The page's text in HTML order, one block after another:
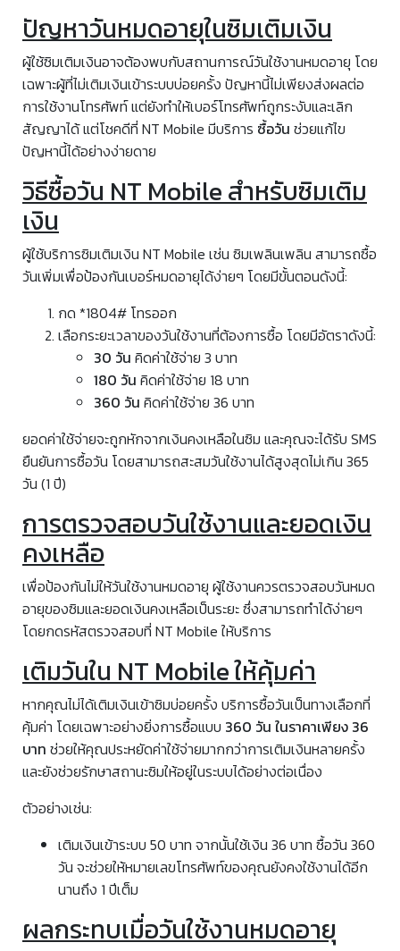
ปัญหาวันหมดอายุในซิมเติมเงิน
ผู้ใช้ซิมเติมเงินอาจต้องพบกับสถานการณ์วันใช้งานหมดอายุ โดย
เฉพาะผู้ที่ไม่เติมเงินเข้าระบบบ่อยครั้ง ปัญหานี้ไม่เพียงส่งผลต่อ
การใช้งานโทรศัพท์ แต่ยังทำให้เบอร์โทรศัพท์ถูกระงับและเลิก
สัญญาได้ แต่โชคดีที่ NT Mobile มีบริการ ซื้อวัน ช่วยแก้ไข
ปัญหานี้ได้อย่างง่ายดาย
วิธีซื้อวัน NT Mobile สำหรับซิมเติม
เงิน
ผู้ใช้บริการซิมเติมเงิน NT Mobile เช่น ซิมเพลินเพลิน สามารถซื้อ
วันเพิ่มเพื่อป้องกันเบอร์หมดอายุได้ง่ายๆ โดยมีขั้นตอนดังนี้:
กด *1804# โทรออก
เลือกระยะเวลาของวันใช้งานที่ต้องการซื้อ โดยมีอัตราดังนี้:
30 วัน คิดค่าใช้จ่าย 3 บาท
180 วัน คิดค่าใช้จ่าย 18 บาท
360 วัน คิดค่าใช้จ่าย 36 บาท
ยอดค่าใช้จ่ายจะถูกหักจากเงินคงเหลือในซิม และคุณจะได้รับ SMS
ยืนยันการซื้อวัน โดยสามารถสะสมวันใช้งานได้สูงสุดไม่เกิน 365
วัน (1 ปี)
การตรวจสอบวันใช้งานและยอดเงิน
คงเหลือ
เพื่อป้องกันไม่ให้วันใช้งานหมดอายุ ผู้ใช้งานควรตรวจสอบวันหมด
อายุของซิมและยอดเงินคงเหลือเป็นระยะ ซึ่งสามารถทำได้ง่ายๆ
โดยกดรหัสตรวจสอบที่ NT Mobile ให้บริการ
เติมวันใน NT Mobile ให้คุ้มค่า
หากคุณไม่ได้เติมเงินเข้าซิมบ่อยครั้ง บริการซื้อวันเป็นทางเลือกที่
คุ้มค่า โดยเฉพาะอย่างยิ่งการซื้อแบบ 360 วัน ในราคาเพียง 36
บาท ช่วยให้คุณประหยัดค่าใช้จ่ายมากกว่าการเติมเงินหลายครั้ง
และยังช่วยรักษาสถานะซิมให้อยู่ในระบบได้อย่างต่อเนื่อง
ตัวอย่างเช่น:
เติมเงินเข้าระบบ 50 บาท จากนั้นใช้เงิน 36 บาท ซื้อวัน 360
วัน จะช่วยให้หมายเลขโทรศัพท์ของคุณยังคงใช้งานได้อีก
นานถึง 1 ปีเต็ม
ผลกระทบเมื่อวันใช้งานหมดอายุ